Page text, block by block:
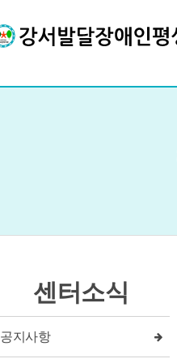
센터소식
공지사항